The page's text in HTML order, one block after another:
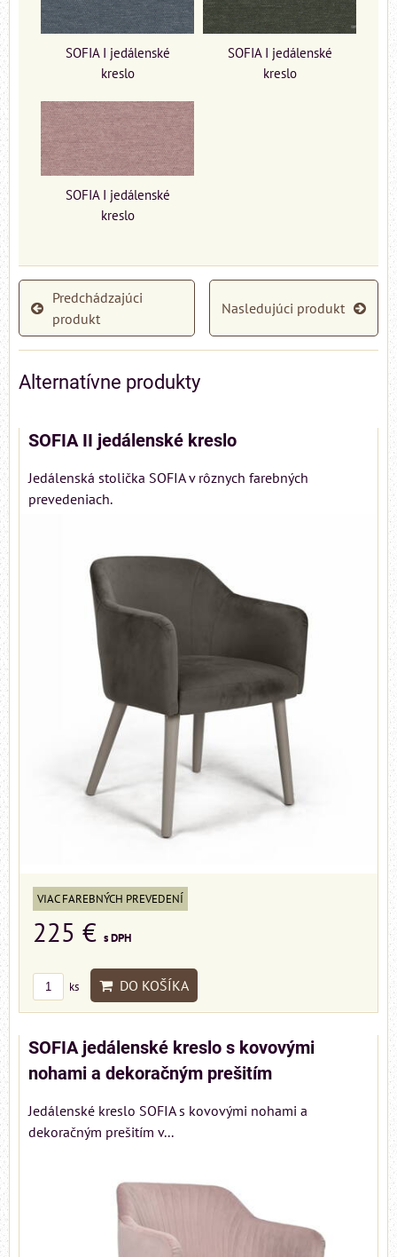
SOFIA I jedálenské
kreslo
SOFIA I jedálenské
kreslo
SOFIA I jedálenské
kreslo
Predchádzajúci
produkt
Nasledujúci produkt
Alternatívne produkty
SOFIA II jedálenské kreslo
Jedálenská stolička SOFIA v rôznych farebných
prevedeniach.
VIAC FAREBNÝCH PREVEDENÍ
225 € s DPH
ks DO KOŠÍKA
SOFIA jedálenské kreslo s kovovými
nohami a dekoračným prešitím
Jedálenské kreslo SOFIA s kovovými nohami a
dekoračným prešitím v...